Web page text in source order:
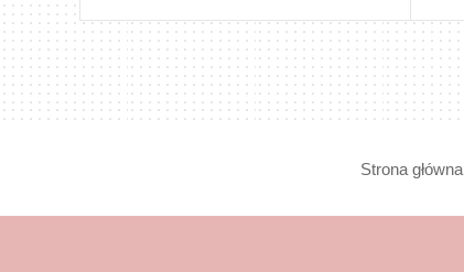
Strona główna